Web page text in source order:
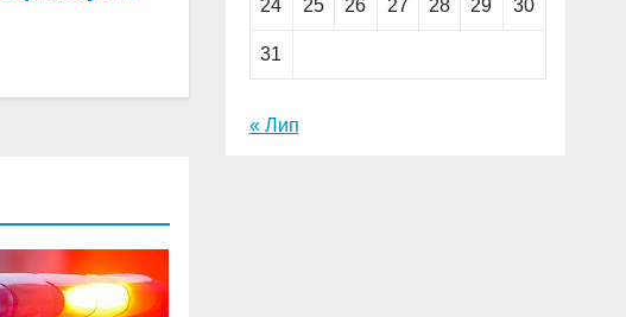
24 25 26 27 28 29 30
31
« Лип